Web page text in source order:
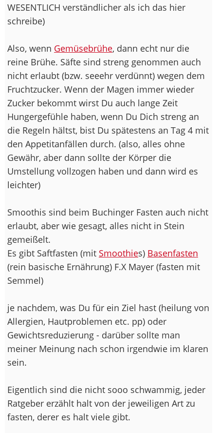
WESENTLICH verständlicher als ich das hier
schreibe)
Also, wenn Gemüsebrühe, dann echt nur die
reine Brühe. Säfte sind streng genommen auch
nicht erlaubt (bzw. seeehr verdünnt) wegen dem
Fruchtzucker. Wenn der Magen immer wieder
Zucker bekommt wirst Du auch lange Zeit
Hungergefühle haben, wenn Du Dich streng an
die Regeln hältst, bist Du spätestens an Tag 4 mit
den Appetitanfällen durch. (also, alles ohne
Gewähr, aber dann sollte der Körper die
Umstellung vollzogen haben und dann wird es
leichter)
Smoothis sind beim Buchinger Fasten auch nicht
erlaubt, aber wie gesagt, alles nicht in Stein
gemeißelt.
Es gibt Saftfasten (mit Smoothies) Basenfasten
(rein basische Ernährung) F.X Mayer (fasten mit
Semmel)
je nachdem, was Du für ein Ziel hast (heilung von
Allergien, Hautproblemen etc. pp) oder
Gewichtsreduzierung - darüber sollte man
meiner Meinung nach schon irgendwie im klaren
sein.
Eigentlich sind die nicht sooo schwammig, jeder
Ratgeber erzählt halt von der jeweiligen Art zu
fasten, derer es halt viele gibt.